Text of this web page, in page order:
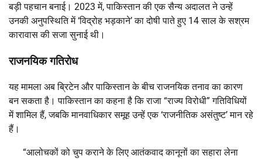
बड़ी पहचान बनाई। 2023 में, पाकिस्तान की एक सैन्य अदालत ने उन्हें
उनकी अनुपस्थिति में ‘विद्रोह भड़काने’ का दोषी पाते हुए 14 साल के सश्रम
कारावास की सजा सुनाई थी।
राजनयिक गतिरोध
यह मामला अब ब्रिटेन और पाकिस्तान के बीच राजनयिक तनाव का कारण
बन सकता है। पाकिस्तान का कहना है कि राजा “राज्य विरोधी” गतिविधियों
में शामिल हैं, जबकि मानवाधिकार समूह उन्हें एक ‘राजनीतिक असंतुष्ट’ मान रहे
हैं।
“आलोचकों को चुप कराने के लिए आतंकवाद कानूनों का सहारा लेना